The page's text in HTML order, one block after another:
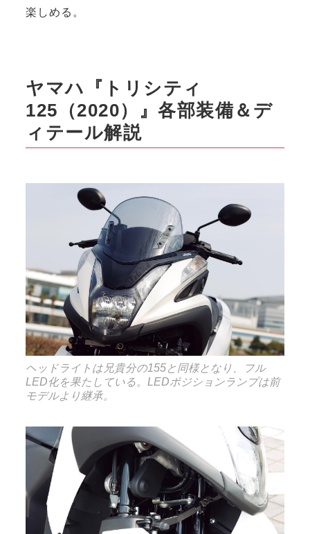
楽しめる。
ヤマハ『トリシティ
125（2020）』各部装備＆デ
ィテール解説
ヘッドライトは兄貴分の155と同様となり、フル
LED化を果たしている。LEDポジションランプは前
モデルより継承。